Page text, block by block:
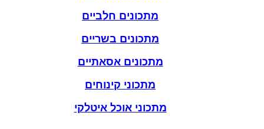
מתכונים חלביים
מתכונים בשריים
מתכונים אסאתיים
מתכוני קינוחים
מתכוני אוכל איטלקי